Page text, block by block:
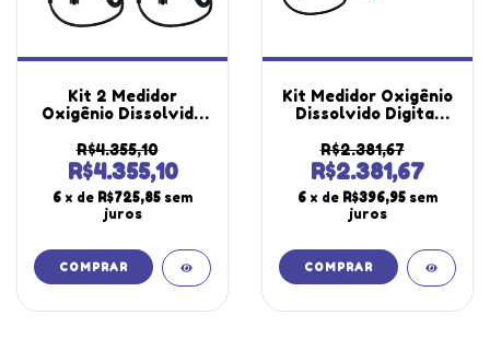
Kit 2 Medidor
Oxigênio Dissolvido
20,0Mg/l Memória
Máx Mín Mo-920
Portátil Instrutherm
Estojo Solução
R$4.355,10
R$4.355,10
6 x de R$725,85 sem
juros
Kit Medidor Oxigênio
Dissolvido Digital
Refratômetro
Salinidade 0 A 100%
Atc Portátil
Instrutherm
R$2.381,67
R$2.381,67
6 x de R$396,95 sem
juros